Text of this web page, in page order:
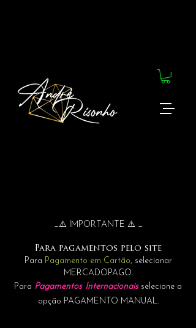
_⚠️ IMPORTANTE ⚠️ _
Para pagamentos pelo site
Para Pagamento em Cartão, selecionar
MERCADOPAGO.
Para Pagamentos Internacionais selecione a
opção PAGAMENTO MANUAL.